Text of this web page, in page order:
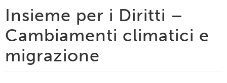
Insieme per i Diritti –
Cambiamenti climatici e
migrazione